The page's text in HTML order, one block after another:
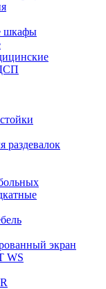
шкафы
экран
WS